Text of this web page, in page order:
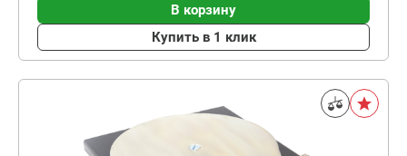
В корзину
Купить в 1 клик